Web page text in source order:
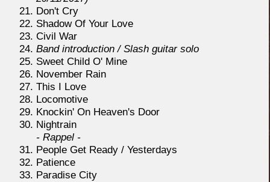
Don't Cry
Shadow Of Your Love
Civil War
Band introduction / Slash guitar solo
Sweet Child O' Mine
November Rain
This I Love
Locomotive
Knockin' On Heaven's Door
Nightrain
- Rappel -
People Get Ready / Yesterdays
Patience
Paradise City